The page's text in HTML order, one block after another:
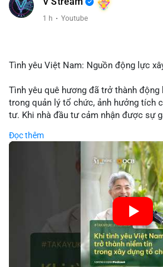
1 h · Youtube
Tình yêu Việt Nam: Nguồn động lực
Tình yêu quê hương đã trở thành
trong quản lý tổ chức, ảnh hưởng tích
tư. Khi nhà đầu tư cảm nhận được sự
các công ty blockchain và tiền mã
tin này giúp giảm rủi ro thị trường, cải
đẩy sự phát triển bền vững của ngành
nhà quản lý cần khai thác tinh thần
phát triển bền vững và thu hút vốn đầu
🎥 Xem video trực tiếp tại:
Nguồn: VIETSUCCESS
Đọc thêm